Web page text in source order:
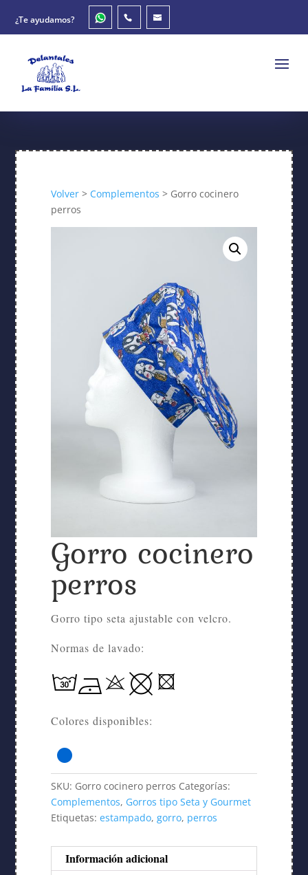
¿Te ayudamos?
Volver> Complementos > Gorro cocinero
perros
Gorro cocinero
perros
Gorro tipo seta ajustable con velcro.
Normas de lavado:
Colores disponibles:
SKU: Gorro cocinero perros Categorías:
Complementos, Gorros tipo Seta y Gourmet
Etiquetas: estampado, gorro, perros
Información adicional